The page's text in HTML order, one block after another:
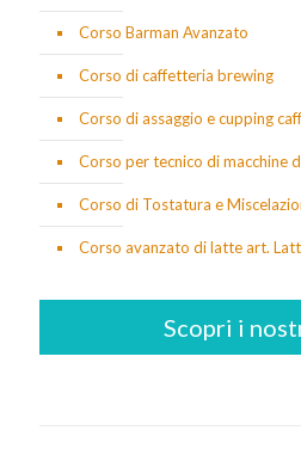
Corso Barman Avanzato
Corso di caffetteria brewing
Corso di assaggio e cupping
Corso per tecnico di macchine
Corso di Tostatura e
Corso avanzato di latte art.
Scopri i